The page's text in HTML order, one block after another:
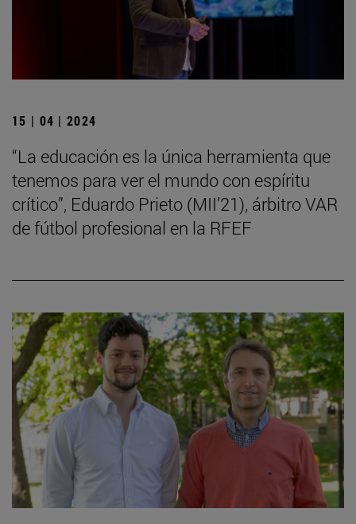
15 | 04 | 2024
“La educación es la única herramienta que
tenemos para ver el mundo con espíritu
crítico”, Eduardo Prieto (MII’21), árbitro VAR
de fútbol profesional en la RFEF